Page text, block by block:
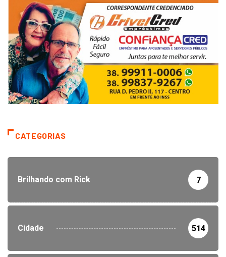
CATEGORIAS
Brilhando com Rick 7
Cidade 514